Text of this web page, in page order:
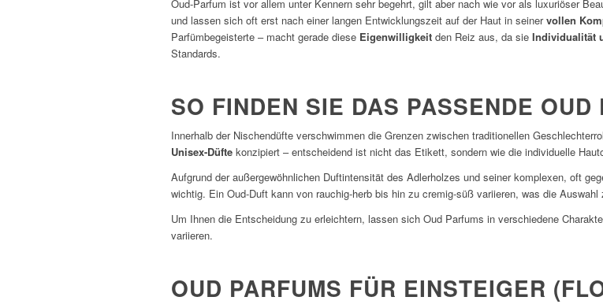
Oud-Parfum ist vor allem unter Kennern sehr begehrt, gilt aber nach wie vor als luxuriöser
und lassen sich oft erst nach einer langen Entwicklungszeit auf der Haut in seinervollen
Parfümbegeisterte – macht gerade diese Eigenwilligkeit den Reiz aus, da sie Individualität
Standards.
SO FINDEN SIE DAS PASSENDE OUD
Innerhalb der Nischendüfte verschwimmen die Grenzen zwischen traditionellen
Unisex-Düfte konzipiert – entscheidend ist nicht das Etikett, sondern wie die individuelle
Aufgrund der außergewöhnlichen Duftintensität des Adlerholzes und seiner komplexen, oft
wichtig. Ein Oud-Duft kann von rauchig-herb bis hin zu cremig-süß variieren, was die
Um Ihnen die Entscheidung zu erleichtern, lassen sich Oud Parfums in verschiedene
variieren.
OUD PARFUMS FÜR EINSTEIGER